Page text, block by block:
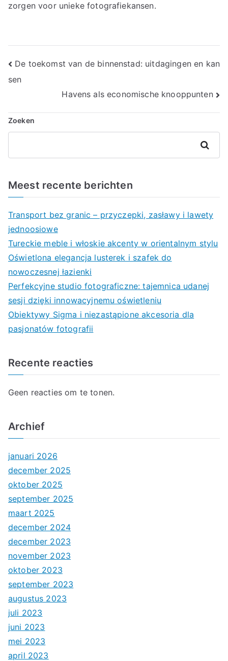
zorgen voor unieke fotografiekansen.
Berichtnavigatie
De toekomst van de binnenstad: uitdagingen en kan
sen
Havens als economische knooppunten
Zoeken
Zoeken
Meest recente berichten
Transport bez granic – przyczepki, zasławy i lawety
jednoosiowe
Tureckie meble i włoskie akcenty w orientalnym stylu
Oświetlona elegancja lusterek i szafek do
nowoczesnej łazienki
Perfekcyjne studio fotograficzne: tajemnica udanej
sesji dzięki innowacyjnemu oświetleniu
Obiektywy Sigma i niezastąpione akcesoria dla
pasjonatów fotografii
Recente reacties
Geen reacties om te tonen.
Archief
januari 2026
december 2025
oktober 2025
september 2025
maart 2025
december 2024
december 2023
november 2023
oktober 2023
september 2023
augustus 2023
juli 2023
juni 2023
mei 2023
april 2023